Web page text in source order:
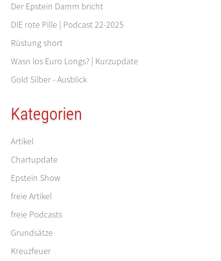
Der Epstein Damm bricht
DIE rote Pille | Podcast 22-2025
Rüstung short
Wasn los Euro Longs? | Kurzupdate
Gold Silber - Ausblick
Kategorien
Artikel
Chartupdate
Epstein Show
freie Artikel
freie Podcasts
Grundsätze
Kreuzfeuer